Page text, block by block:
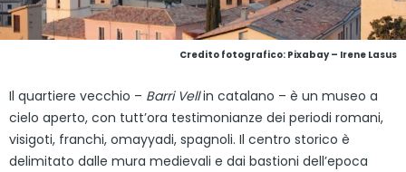
Credito fotografico: Pixabay – Irene Lasus
Il quartiere vecchio – Barri Vellin catalano – è un museo a
cielo aperto, con tutt’ora testimonianze dei periodi romani,
visigoti, franchi, omayyadi, spagnoli. Il centro storico è
delimitato dalle mura medievali e dai bastioni dell’epoca